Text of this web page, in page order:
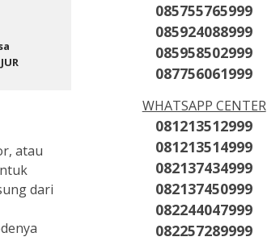
atau
dari
085755765999
085924088999
085958502999
087756061999
WHATSAPP CENTER
081213512999
081213514999
082137434999
082137450999
082244047999
082257289999